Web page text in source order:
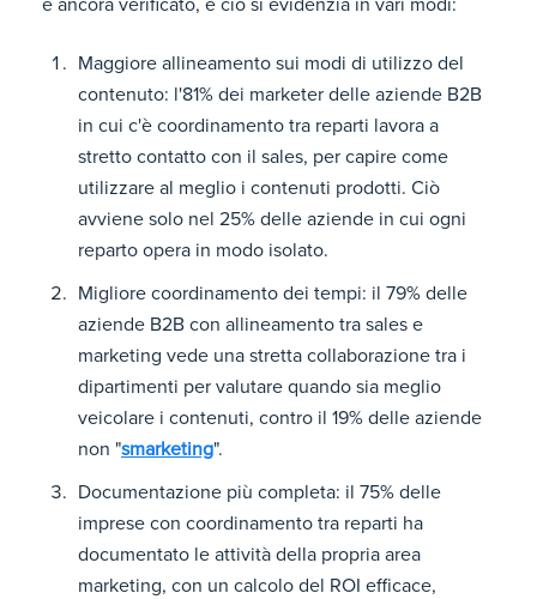
è ancora verificato, e ciò si evidenzia in vari modi:
Maggiore allineamento sui modi di utilizzo del
contenuto: l'81% dei marketer delle aziende B2B
in cui c'è coordinamento tra reparti lavora a
stretto contatto con il sales, per capire come
utilizzare al meglio i contenuti prodotti. Ciò
avviene solo nel 25% delle aziende in cui ogni
reparto opera in modo isolato.
Migliore coordinamento dei tempi: il 79% delle
aziende B2B con allineamento tra sales e
marketing vede una stretta collaborazione tra i
dipartimenti per valutare quando sia meglio
veicolare i contenuti, contro il 19% delle aziende
non "smarketing".
Documentazione più completa: il 75% delle
imprese con coordinamento tra reparti ha
documentato le attività della propria area
marketing, con un calcolo del ROI efficace,